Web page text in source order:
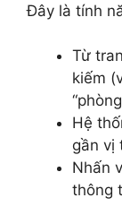
Đây là tính
Từ
kiếm
Hệ
gần vị
Nhấn
thông